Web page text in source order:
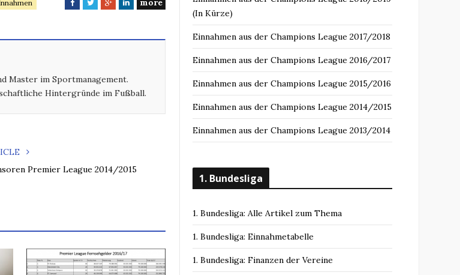
F
k
T
G
L
more
Master im Sportmanagement.
Hintergründe im Fußball.
Premier League 2014/2015
(In Kürze)
Einnahmen aus der Champions League 2017/2018
Einnahmen aus der Champions League 2016/2017
Einnahmen aus der Champions League 2015/2016
Einnahmen aus der Champions League 2014/2015
Einnahmen aus der Champions League 2013/2014
1. Bundesliga
1. Bundesliga: Alle Artikel zum Thema
1. Bundesliga: Einnahmetabelle
1. Bundesliga: Finanzen der Vereine